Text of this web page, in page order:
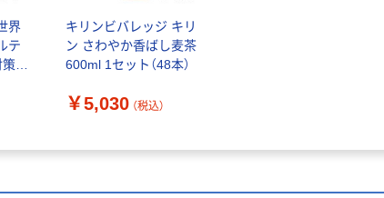
界
テ
飲
水
キリンビバレッジ キリ
ン さわやか香ばし麦茶
600ml 1セット（48本）
￥5,030 （税込）